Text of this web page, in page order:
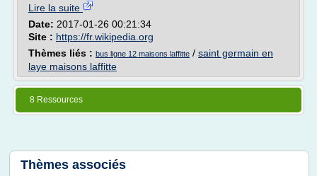
Lire la suite
Date: 2017-01-26 00:21:34
Site : https://fr.wikipedia.org
Thèmes liés : bus ligne 12 maisons laffitte / saint germain en
laye maisons laffitte
8 Ressources
Thèmes associés